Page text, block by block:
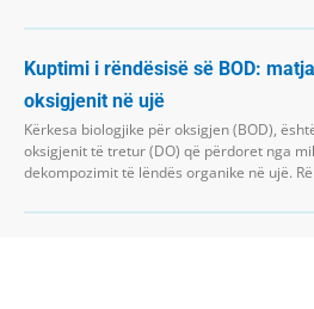
Kuptimi i rëndësisë së BOD:
oksigjenit në ujë
Kërkesa biologjike për oksigjen (BOD),
oksigjenit të tretur (DO) që përdoret nga
dekompozimit të lëndës organike në ujë.